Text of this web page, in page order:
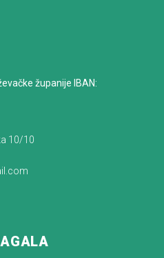
županije IBAN:
10/10